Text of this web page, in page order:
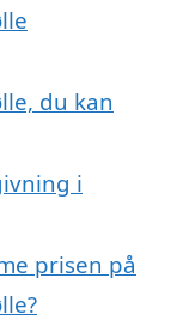
du kan
i
prisen på